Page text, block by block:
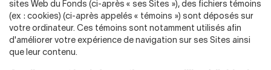
sites Web du Fonds (ci-après « ses Sites »), des fichiers témoins
(ex : cookies) (ci-après appelés « témoins ») sont déposés sur
votre ordinateur. Ces témoins sont notamment utilisés afin
d'améliorer votre expérience de navigation sur ses Sites ainsi
que leur contenu.